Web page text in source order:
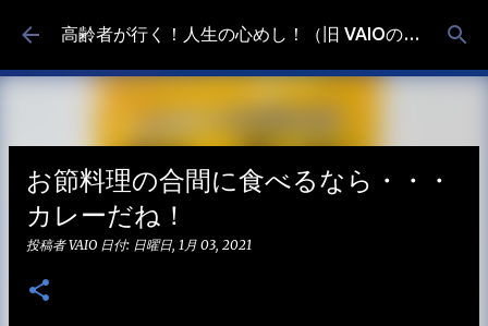
スキップしてメイン コンテンツに移動 高齢者が行く！人生の心めし！（旧 VAIOの食べ歩き）
お節料理の合間に食べるなら・・・
カレーだね！
投稿者VAIO 日付: 日曜日, 1月 03, 2021